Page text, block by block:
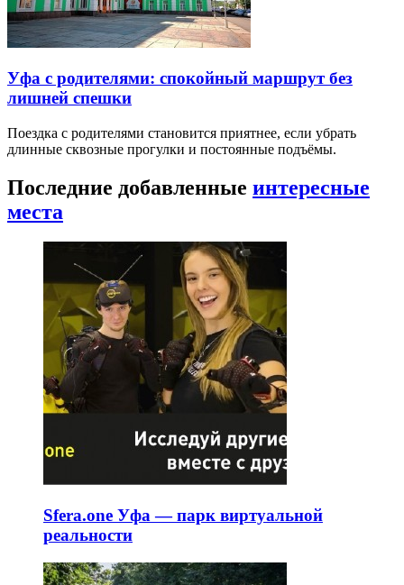
Уфа с родителями: спокойный маршрут без
лишней спешки
Поездка с родителями становится приятнее, если убрать
длинные сквозные прогулки и постоянные подъёмы.
Последние добавленные интересные
места
Sfera.one Уфа — парк виртуальной
реальности